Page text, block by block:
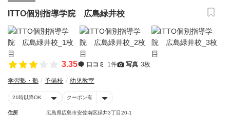
ITTO個別指導学院 広島緑井校
3.35 口コミ 1件 写真 3枚
学習塾・塾 予備校 幼児教室
21時以降OK クーポン有
住所
広島県広島市安佐南区緑井3丁目20-1